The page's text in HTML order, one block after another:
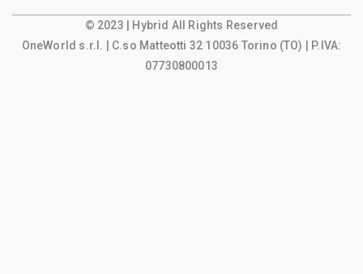
© 2023 | Hybrid All Rights Reserved
OneWorld s.r.l.
| C.so Matteotti 32 10036 Torino (TO) | P.IVA:
07730800013